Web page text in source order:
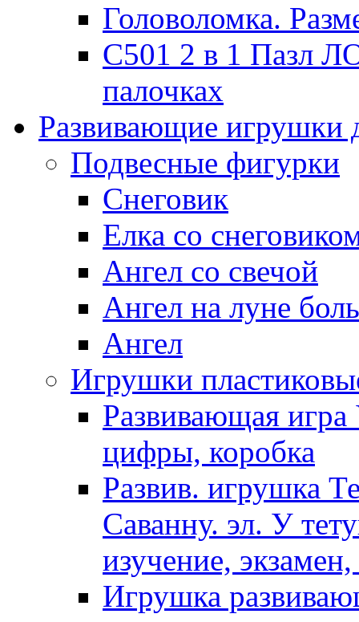
Головоломка.
C501 2 в 1
палочках
Развивающие игрушки
Подвесные фигурки
Снеговик
Елка со
Ангел со свечой
Ангел на луне
Ангел
Игрушки
Развивающая
цифры, коробка
Развив. игрушка
Саванну. эл. У
изучение,
Игрушка